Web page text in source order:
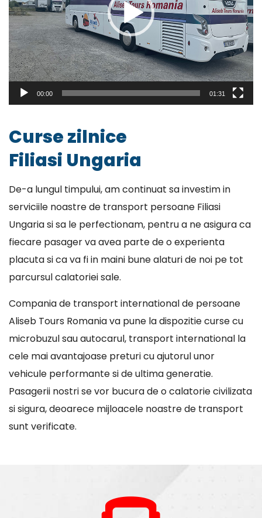
00:00 01:31
Curse zilnice
Filiasi Ungaria
De-a lungul timpului, am continuat sa investim in
serviciile noastre de transport persoane Filiasi
Ungaria si sa le perfectionam, pentru a ne asigura ca
fiecare pasager va avea parte de o experienta
placuta si ca va fi in maini bune alaturi de noi pe tot
parcursul calatoriei sale.
Compania de transport international de persoane
Aliseb Tours Romania va pune la dispozitie curse cu
microbuzul sau autocarul, transport international la
cele mai avantajoase preturi cu ajutorul unor
vehicule performante si de ultima generatie.
Pasagerii nostri se vor bucura de o calatorie civilizata
si sigura, deoarece mijloacele noastre de transport
sunt verificate.